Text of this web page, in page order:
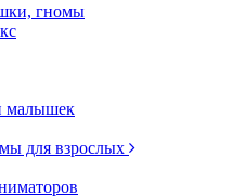
гномы
малышек
для взрослых